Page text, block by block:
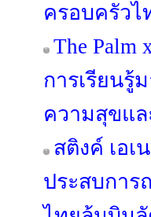
ครอบครัว
The
การเรียนรู้
ความสุขแล
สติงค์ เอ
ประสบกา